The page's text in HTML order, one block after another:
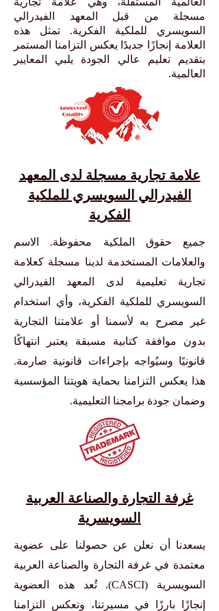
مسجلة من قبل المعهد الفيدرالي
السويسري للملكية الفكرية. تمثل هذه
العلامة إنجازًا جديدًا يعكس التزامنا المستمر
بتقديم تعليم عالي الجودة يلبي المعايير
العالمية.
علامة تجارية مسجلة لدى المعهد
الفيدرالي السويسري للملكية
الفكرية
جميع حقوق الملكية محفوظة. الاسم
والعلامات المستخدمة لدينا مسجلة كعلامة
تجارية تعليمية لدى المعهد الفيدرالي
السويسري للملكية الفكرية، وأي استخدام
غير مصرح به لأسمنا أو علامتنا التجارية
بدون موافقة كتابية مسبقة يعتبر انتهاكًا
قانونيًا وسيُواجه بإجراءات قانونية صارمة.
هذا يعكس التزامنا بحماية هويتنا المؤسسية
وضمان جودة برامجنا التعليمية.
غرفة التجارة والصناعة العربية
السويسرية
يسعدنا أن نعلن عن حصولنا على عضوية
معتمدة في غرفة التجارة والصناعة العربية
السويسرية (CASCI). تُعد هذه العضوية
إنجازًا بارزًا في مسيرتنا، وتعكس التزامنا